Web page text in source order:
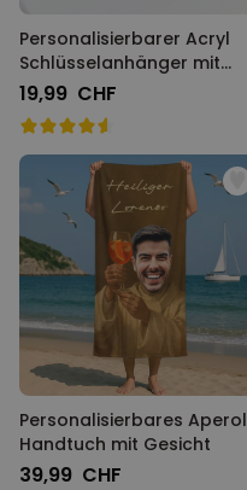
Personalisierbarer Acryl
Schlüsselanhänger mit
Foto und Song
19,99 CHF
Personalisierbares Aperol
Handtuch mit Gesicht
39,99 CHF